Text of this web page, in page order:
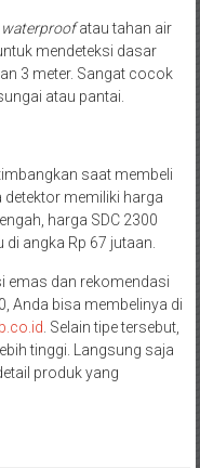
waterproofatau tahan air
mendeteksi dasar
3 meter. Sangat cocok
atau pantai.
saat membeli
detektor memiliki harga
harga SDC 2300
angka Rp 67 jutaan.
emas dan rekomendasi
Anda bisa membelinya di
. Selain tipe tersebut,
tinggi. Langsung saja
produk yang